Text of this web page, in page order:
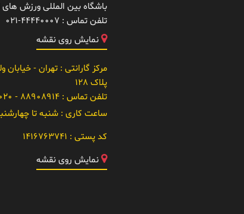
باشگاه بین المللی ورزش
تلفن تماس : 021-44440007
نمایش روی نقشه
مرکز گارانتی : تهران - خیابان
پلاک 128
تلفن تماس :88908914 - 021-88612020
ساعت کاری :شنبه تا چهارشنبه
کد پستی : 1416763741
نمایش روی نقشه